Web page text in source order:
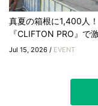
真夏の箱根に1,400人！
『CLIFTON PRO』で
Jul 15, 2026 / EVENT